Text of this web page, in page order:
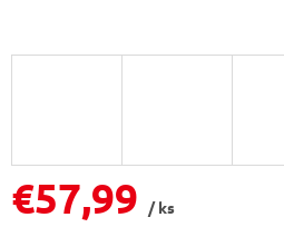
€57,99
/ ks